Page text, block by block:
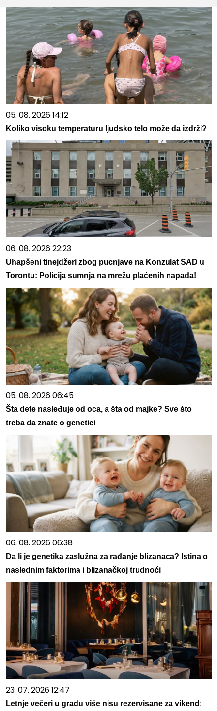
05. 08. 2026 14:12
Koliko visoku temperaturu ljudsko telo može da izdrži?
06. 08. 2026 22:23
Uhapšeni tinejdžeri zbog pucnjave na Konzulat SAD u
Torontu: Policija sumnja na mrežu plaćenih napada!
05. 08. 2026 06:45
Šta dete nasleđuje od oca, a šta od majke? Sve što
treba da znate o genetici
06. 08. 2026 06:38
Da li je genetika zaslužna za rađanje blizanaca? Istina o
naslednim faktorima i blizanačkoj trudnoći
23. 07. 2026 12:47
Letnje večeri u gradu više nisu rezervisane za vikend: